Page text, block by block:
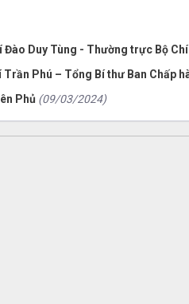
Duy Tùng - Thường trực Bộ
Phú – Tổng Bí thư Ban Chấp
Phủ (09/03/2024)